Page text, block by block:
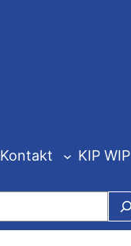
Kontakt KIP WIP